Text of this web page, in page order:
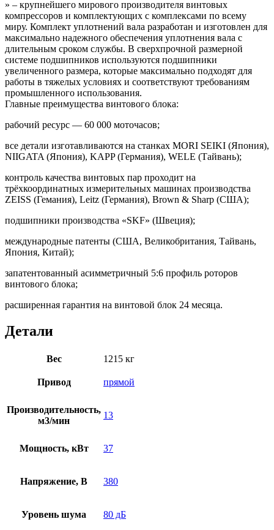
» – крупнейшего мирового производителя винтовых
компрессоров и комплектующих с комплексами по всему
миру. Комплект уплотнений вала разработан и изготовлен для
максимально надежного обеспечения уплотнения вала с
длительным сроком службы. В сверхпрочной размерной
системе подшипников используются подшипники
увеличенного размера, которые максимально подходят для
работы в тяжелых условиях и соответствуют требованиям
промышленного использования.
Главные преимущества винтового блока:
рабочий ресурс — 60 000 моточасов;
все детали изготавливаются на станках MORI SEIKI (Япония),
NIIGATA (Япония), KAPP (Германия), WELE (Тайвань);
контроль качества винтовых пар проходит на
трёхкоординатных измерительных машинах производства
ZEISS (Гемания), Leitz (Германия), Brown & Sharp (США);
подшипники производства «SKF» (Швеция);
международные патенты (США, Великобритания, Тайвань,
Япония, Китай);
запатентованный асимметричный 5:6 профиль роторов
винтового блока;
расширенная гарантия на винтовой блок 24 месяца.
Детали
Вес 1215 кг
Привод прямой
Производительность,
м3/мин
13
Мощность, кВт 37
Напряжение, В 380
Уровень шума 80 дБ